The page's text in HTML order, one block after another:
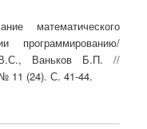
математического
программированию/
Ваньков Б.П. //
11 (24). С. 41-44.